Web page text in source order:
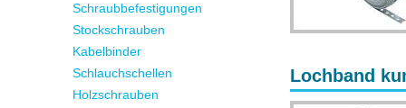
Lochband
Schraubbefestigungen
Stockschrauben
Kabelbinder
Schlauchschellen
Holzschrauben